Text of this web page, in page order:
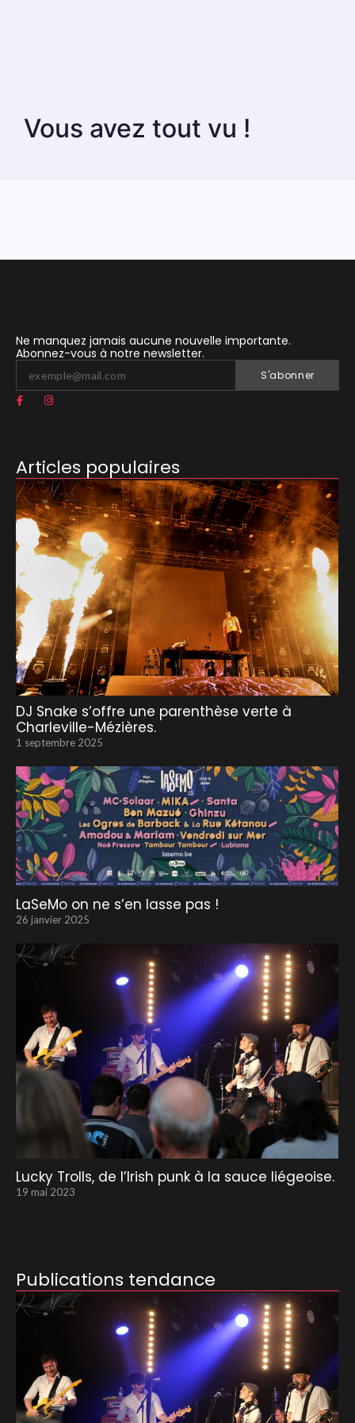
Vous avez tout vu !
Ne manquez jamais aucune nouvelle importante.
Abonnez-vous à notre newsletter.
S'abonner
Articles populaires
DJ Snake s’offre une parenthèse verte à
Charleville-Mézières.
1 septembre 2025
LaSeMo on ne s’en lasse pas !
26 janvier 2025
Lucky Trolls, de l’Irish punk à la sauce liégeoise.
19 mai 2023
Publications tendance